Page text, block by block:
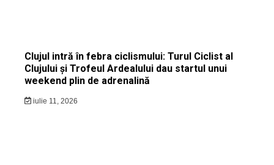
Clujul intră în febra ciclismului: Turul Ciclist al
Clujului și Trofeul Ardealului dau startul unui
weekend plin de adrenalină
iulie 11, 2026